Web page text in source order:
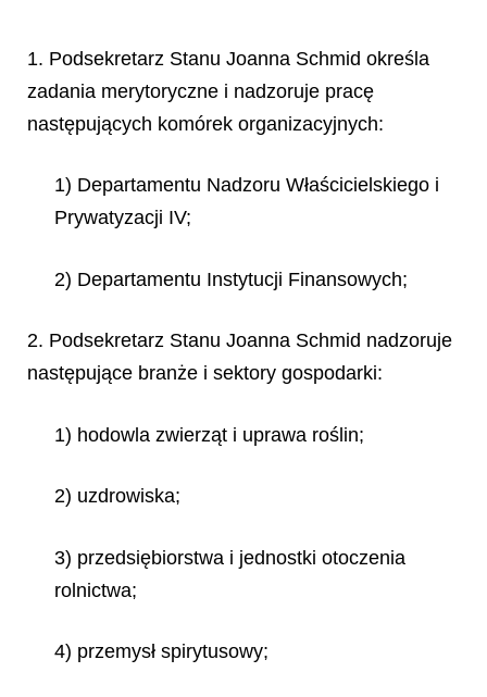
1. Podsekretarz Stanu Joanna Schmid określa
zadania merytoryczne i nadzoruje pracę
następujących komórek organizacyjnych:
1) Departamentu Nadzoru Właścicielskiego i
Prywatyzacji IV;
2) Departamentu Instytucji Finansowych;
2. Podsekretarz Stanu Joanna Schmid nadzoruje
następujące branże i sektory gospodarki:
1) hodowla zwierząt i uprawa roślin;
2) uzdrowiska;
3) przedsiębiorstwa i jednostki otoczenia
rolnictwa;
4) przemysł spirytusowy;